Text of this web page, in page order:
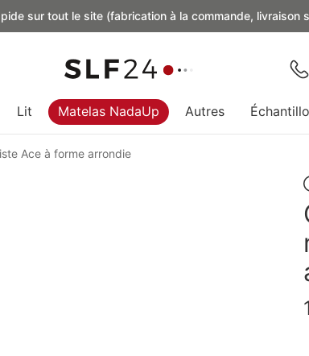
sur tout le site (fabrication à la commande, livraison
Lit Matelas NadaUp Autres
Ace à forme arrondie